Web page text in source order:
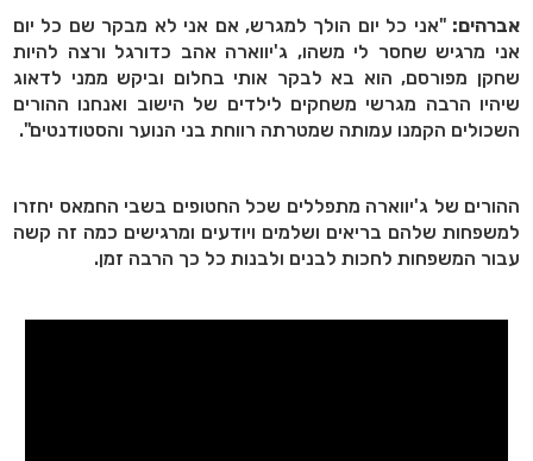
אברהים:"אני כל יום הולך למגרש, אם אני לא מבקר שם כל יום
אני מרגיש שחסר לי משהו, ג'יווארה אהב כדורגל ורצה להיות
שחקן מפורסם, הוא בא לבקר אותי בחלום וביקש ממני לדאוג
שיהיו הרבה מגרשי משחקים לילדים של הישוב ואנחנו ההורים
השכולים הקמנו עמותה שמטרתה רווחת בני הנוער והסטודנטים".
ההורים של ג'יווארה מתפללים שכל החטופים בשבי החמאס יחזרו
למשפחות שלהם בריאים ושלמים ויודעים ומרגישים כמה זה קשה
עבור המשפחות לחכות לבנים ולבנות כל כך הרבה זמן.